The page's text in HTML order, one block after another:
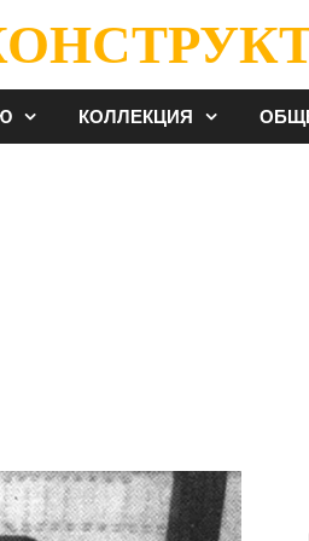
КОЛЛЕКЦИЯ